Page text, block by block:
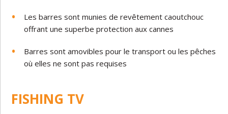
Les barres sont munies de revêtement caoutchouc
offrant une superbe protection aux cannes
Barres sont amovibles pour le transport ou les pêches
où elles ne sont pas requises
FISHING TV